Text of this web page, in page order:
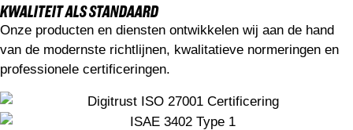
KWALITEIT ALS STANDAARD
Onze producten en diensten ontwikkelen wij aan de hand
van de modernste richtlijnen, kwalitatieve normeringen en
professionele certificeringen.